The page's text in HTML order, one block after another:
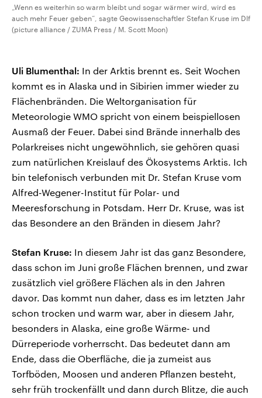
„Wenn es weiterhin so warm bleibt und sogar wärmer wird, wird es
auch mehr Feuer geben“, sagte Geowissenschaftler Stefan Kruse im Dlf
(picture alliance / ZUMA Press / M. Scott Moon)
Uli Blumenthal: In der Arktis brennt es. Seit Wochen
kommt es in Alaska und in Sibirien immer wieder zu
Flächenbränden. Die Weltorganisation für
Meteorologie WMO spricht von einem beispiellosen
Ausmaß der Feuer. Dabei sind Brände innerhalb des
Polarkreises nicht ungewöhnlich, sie gehören quasi
zum natürlichen Kreislauf des Ökosystems Arktis. Ich
bin telefonisch verbunden mit Dr. Stefan Kruse vom
Alfred-Wegener-Institut für Polar- und
Meeresforschung in Potsdam. Herr Dr. Kruse, was ist
das Besondere an den Bränden in diesem Jahr?
Stefan Kruse: In diesem Jahr ist das ganz Besondere,
dass schon im Juni große Flächen brennen, und zwar
zusätzlich viel größere Flächen als in den Jahren
davor. Das kommt nun daher, dass es im letzten Jahr
schon trocken und warm war, aber in diesem Jahr,
besonders in Alaska, eine große Wärme- und
Dürreperiode vorherrscht. Das bedeutet dann am
Ende, dass die Oberfläche, die ja zumeist aus
Torfböden, Moosen und anderen Pflanzen besteht,
sehr früh trockenfällt und dann durch Blitze, die auch